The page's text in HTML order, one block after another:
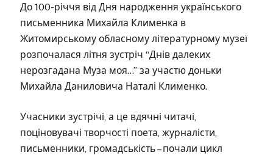
До 100-річчя від Дня народження українського
письменника Михайла Клименка в
Житомирському обласному літературному музеї
розпочалася літня зустріч “Днів далеких
нерозгадана Муза моя…” за участю доньки
Михайла Даниловича Наталі Клименко.
Учасники зустрічі, а це вдячні читачі,
поціновувачі творчості поета, журналісти,
письменники, громадськість – почали цикл